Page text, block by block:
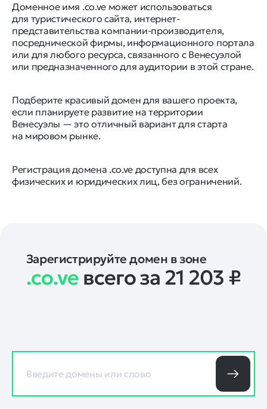
Доменное имя .co.ve может использоваться
для туристического сайта, интернет-
представительства компании-производителя,
посреднической фирмы, информационного портала
или для любого ресурса, связанного с Венесуэлой
или предназначенного для аудитории в этой стране.
Подберите красивый домен для вашего проекта,
если планируете развитие на территории
Венесуэлы — это отличный вариант для старта
на мировом рынке.
Регистрация домена .co.ve доступна для всех
физических и юридических лиц, без ограничений.
Зарегистрируйте домен в зоне
.co.veвсего за 21 203 ₽